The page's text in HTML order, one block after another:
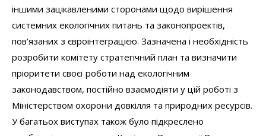
іншими зацікавленими сторонами щодо вирішення
системних екологічних питань та законопроектів,
пов’язаних з євроінтеграцією. Зазначена і необхідність
розробити комітету стратегічний план та визначити
пріоритети своєї роботи над екологічним
законодавством, постійно взаємодіяти у цій роботі з
Міністерством охорони довкілля та природних ресурсів.
У багатьох виступах також було підкреслено